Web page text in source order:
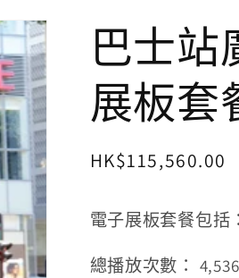
巴士站
展板套
定
HK$115,560.00
電子展板套餐包括：
總播放次數：